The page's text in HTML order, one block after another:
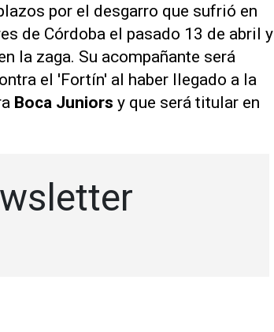
por el desgarro que sufrió en
de Córdoba el pasado 13 de abril y
la zaga. Su acompañante será
el 'Fortín' al haber llegado a la
Boca Juniors y que será titular en